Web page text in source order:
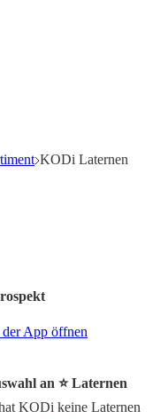
KODi Laternen
App öffnen
an ⭐️ Laternen
KODi keine Laternen